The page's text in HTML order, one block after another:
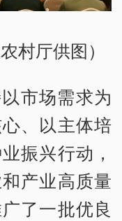
村厅供图）
市场需求为
、以主体培
振兴行动，
产业高质量
了一批优良